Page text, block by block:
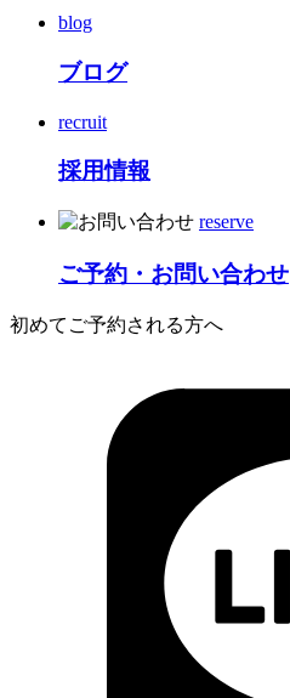
blog
ブログ
recruit
採用情報
reserve
ご予約・お問い合わせ
初めてご予約される方へ